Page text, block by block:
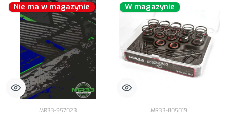
Nie ma w magazynie
MR33-957023
W magazynie
MR33-805019